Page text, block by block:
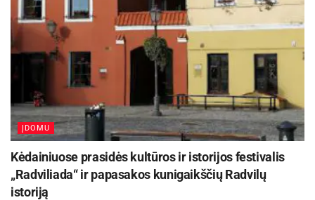
ĮDOMU
Kėdainiuose prasidės kultūros ir istorijos festivalis
„Radviliada“ ir papasakos kunigaikščių Radvilų
istoriją